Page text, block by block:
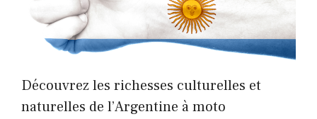
Découvrez les richesses culturelles et
naturelles de l’Argentine à moto